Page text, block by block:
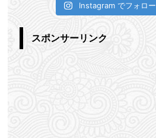
Instagram でフォロー
スポンサーリンク